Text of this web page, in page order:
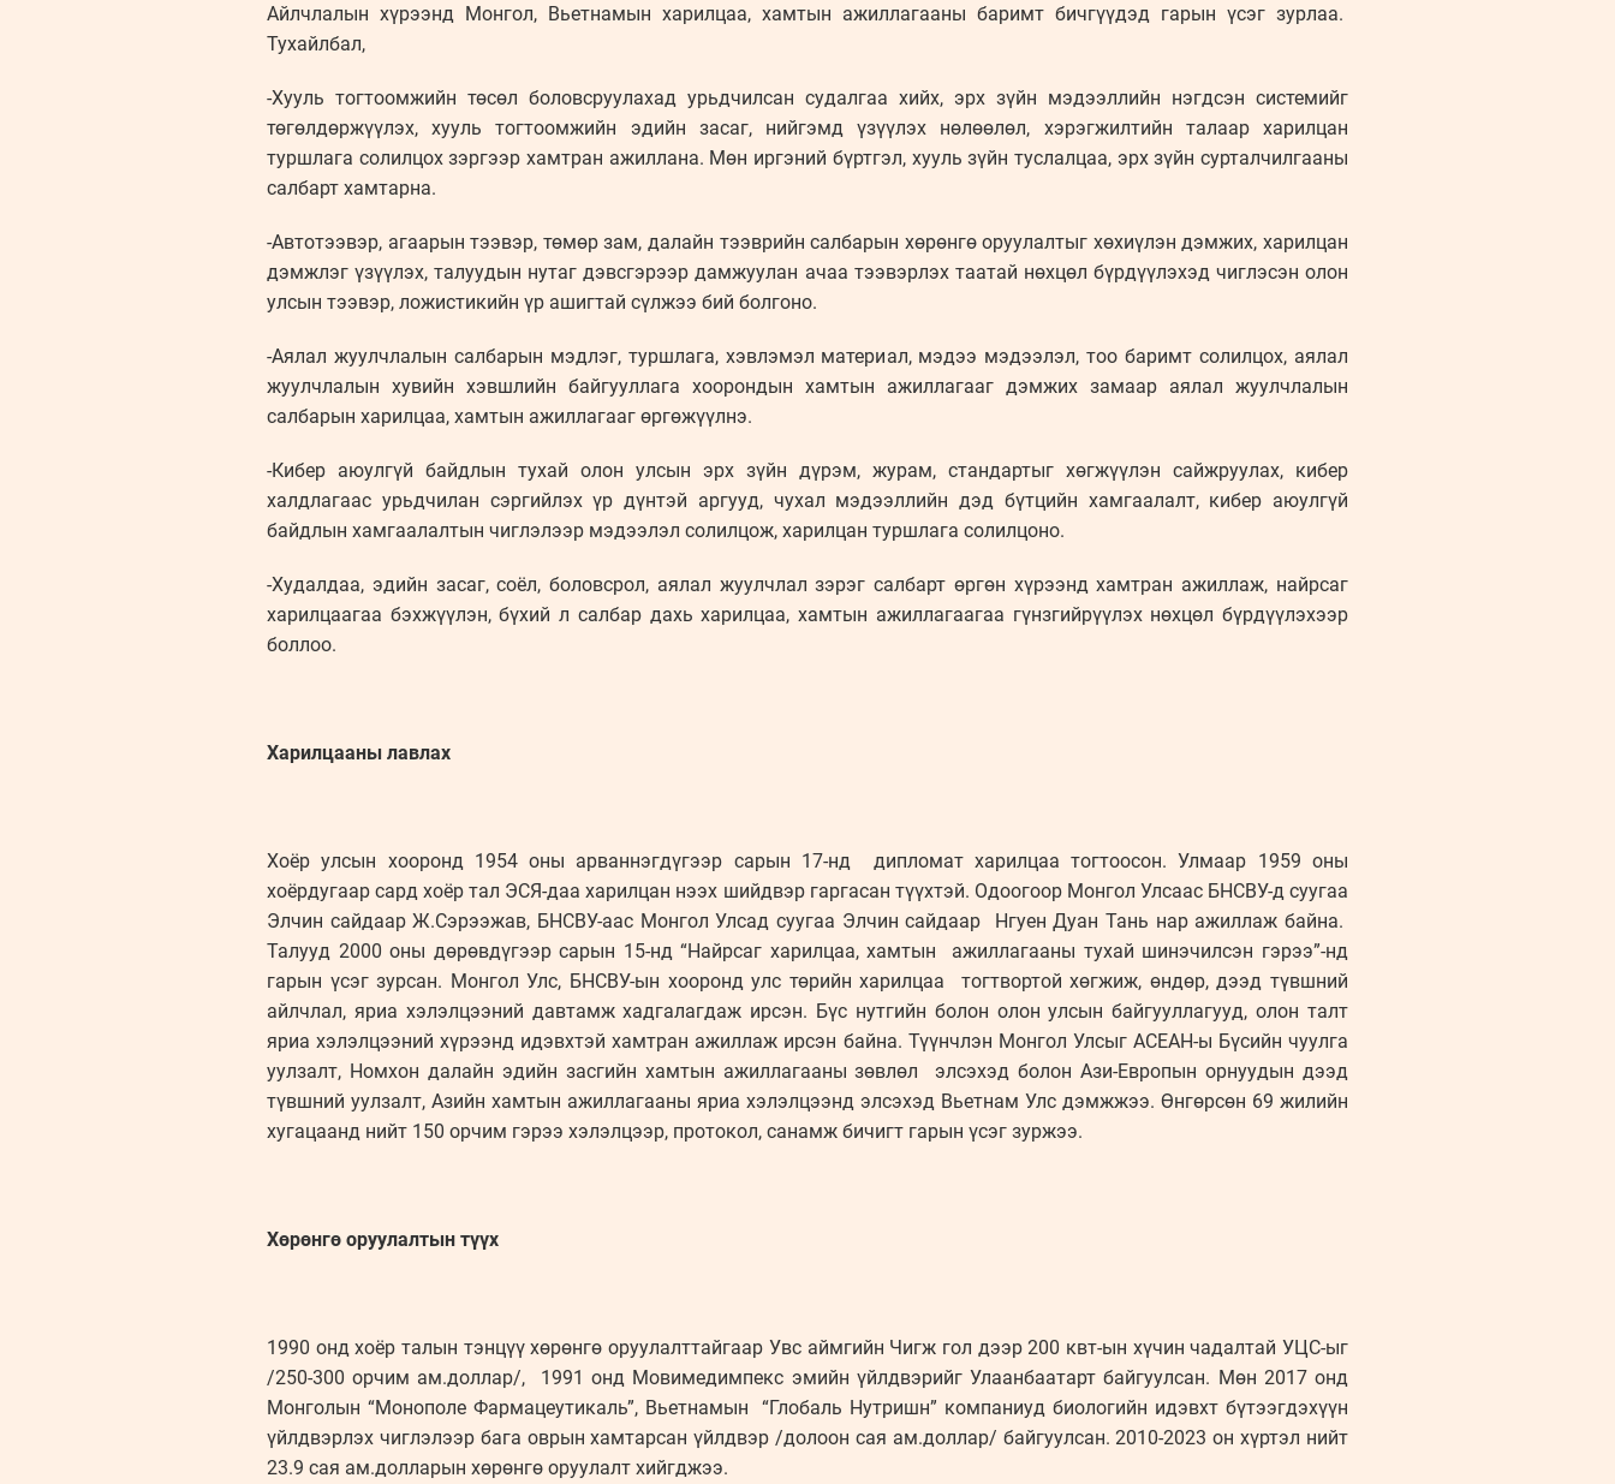
Айлчлалын хүрээнд Монгол, Вьетнамын харилцаа, хамтын ажиллагааны баримт бичгүүдэд гарын үсэг зурлаа.
Тухайлбал,
-Хууль тогтоомжийн төсөл боловсруулахад урьдчилсан судалгаа хийх, эрх зүйн мэдээллийн нэгдсэн системийг
төгөлдөржүүлэх, хууль тогтоомжийн эдийн засаг, нийгэмд үзүүлэх нөлөөлөл, хэрэгжилтийн талаар харилцан
туршлага солилцох зэргээр хамтран ажиллана. Мөн иргэний бүртгэл, хууль зүйн туслалцаа, эрх зүйн сурталчилгааны
салбарт хамтарна.
-Автотээвэр, агаарын тээвэр, төмөр зам, далайн тээврийн салбарын хөрөнгө оруулалтыг хөхиүлэн дэмжих, харилцан
дэмжлэг үзүүлэх, талуудын нутаг дэвсгэрээр дамжуулан ачаа тээвэрлэх таатай нөхцөл бүрдүүлэхэд чиглэсэн олон
улсын тээвэр, ложистикийн үр ашигтай сүлжээ бий болгоно.
-Аялал жуулчлалын салбарын мэдлэг, туршлага, хэвлэмэл материал, мэдээ мэдээлэл, тоо баримт солилцох, аялал
жуулчлалын хувийн хэвшлийн байгууллага хоорондын хамтын ажиллагааг дэмжих замаар аялал жуулчлалын
салбарын харилцаа, хамтын ажиллагааг өргөжүүлнэ.
-Кибер аюулгүй байдлын тухай олон улсын эрх зүйн дүрэм, журам, стандартыг хөгжүүлэн сайжруулах, кибер
халдлагаас урьдчилан сэргийлэх үр дүнтэй аргууд, чухал мэдээллийн дэд бүтцийн хамгаалалт, кибер аюулгүй
байдлын хамгаалалтын чиглэлээр мэдээлэл солилцож, харилцан туршлага солилцоно.
-Худалдаа, эдийн засаг, соёл, боловсрол, аялал жуулчлал зэрэг салбарт өргөн хүрээнд хамтран ажиллаж, найрсаг
харилцаагаа бэхжүүлэн, бүхий л салбар дахь харилцаа, хамтын ажиллагаагаа гүнзгийрүүлэх нөхцөл бүрдүүлэхээр
боллоо.
Харилцааны лавлах
Хоёр улсын хооронд 1954 оны арваннэгдүгээр сарын 17-нд дипломат харилцаа тогтоосон. Улмаар 1959 оны
хоёрдугаар сард хоёр тал ЭСЯ-даа харилцан нээх шийдвэр гаргасан түүхтэй. Одоогоор Монгол Улсаас БНСВУ-д суугаа
Элчин сайдаар Ж.Сэрээжав, БНСВУ-аас Монгол Улсад суугаа Элчин сайдаар Нгуен Дуан Тань нар ажиллаж байна.
Талууд 2000 оны дөрөвдүгээр сарын 15-нд “Найрсаг харилцаа, хамтын ажиллагааны тухай шинэчилсэн гэрээ”-нд
гарын үсэг зурсан. Монгол Улс, БНСВУ-ын хооронд улс төрийн харилцаа тогтвортой хөгжиж, өндөр, дээд түвшний
айлчлал, яриа хэлэлцээний давтамж хадгалагдаж ирсэн. Бүс нутгийн болон олон улсын байгууллагууд, олон талт
яриа х‎элэлц‎ээний хүрээнд идэвхтэй хамтран ажиллаж ирсэн байна. Түүнчлэн Монгол Улсыг АСЕАН-ы Бүсийн чуулга
уулзалт, Номхон далайн эдийн засгийн хамтын ажиллагааны зөвлөл элсэхэд болон Ази-Европын орнуудын дээд
түвшний уулзалт, Азийн хамтын ажиллагааны яриа хэлэлцээнд элсэхэд Вьетнам Улс дэмжжээ. Өнгөрсөн 69 жилийн
хугацаанд нийт 150 орчим гэрээ хэлэлцээр, протокол, санамж бичигт гарын үсэг зуржээ.
Хөрөнгө оруулалтын түүх
1990 онд хоёр талын тэнцүү хөрөнгө оруулалттайгаар Увс аймгийн Чигж гол дээр 200 квт-ын хүчин чадалтай УЦС-ыг
/250-300 орчим ам.доллар/, 1991 онд Мовимедимпекс эмийн үйлдвэрийг Улаанбаатарт байгуулсан. Мөн 2017 онд
Монголын “Монополе Фармацеутикаль”, Вьетнамын “Глобаль Нутришн” компаниуд биологийн идэвхт бүтээгдэхүүн
үйлдвэрлэх чиглэлээр бага оврын хамтарсан үйлдвэр /долоон сая ам.доллар/ байгуулсан. 2010-2023 он хүртэл нийт
23.9 сая ам.долларын хөрөнгө оруулалт хийгджээ.